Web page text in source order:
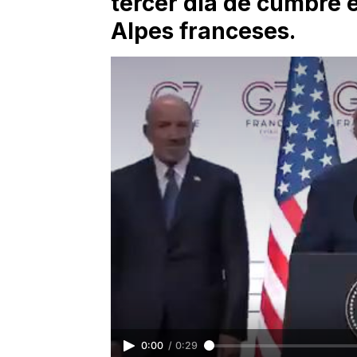
Alpes franceses.
0:00 / 0:29